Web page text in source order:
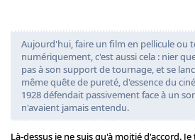
Aujourd'hui, faire un film en pellicule ou
numériquement, c'est aussi cela : nier
pas à son support de tournage, et se
même quête de pureté, d'essence du
1928 défendait passivement face à un
n'avaient jamais entendu.
Là-dessus je ne suis qu'à moitié d'accord.